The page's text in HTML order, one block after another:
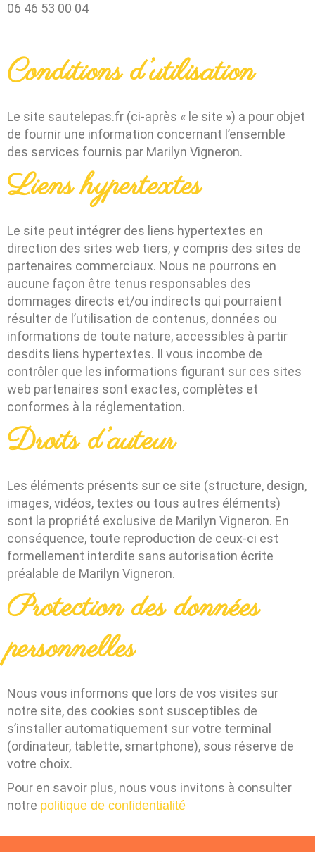
06 46 53 00 04
Conditions d’utilisation
Le site sautelepas.fr (ci-après « le site ») a pour objet
de fournir une information concernant l’ensemble
des services fournis par Marilyn Vigneron.
Liens hypertextes
Le site peut intégrer des liens hypertextes en
direction des sites web tiers, y compris des sites de
partenaires commerciaux. Nous ne pourrons en
aucune façon être tenus responsables des
dommages directs et/ou indirects qui pourraient
résulter de l’utilisation de contenus, données ou
informations de toute nature, accessibles à partir
desdits liens hypertextes. Il vous incombe de
contrôler que les informations figurant sur ces sites
web partenaires sont exactes, complètes et
conformes à la réglementation.
Droits d’auteur
Les éléments présents sur ce site (structure, design,
images, vidéos, textes ou tous autres éléments)
sont la propriété exclusive de Marilyn Vigneron. En
conséquence, toute reproduction de ceux-ci est
formellement interdite sans autorisation écrite
préalable de Marilyn Vigneron.
Protection des données
personnelles
Nous vous informons que lors de vos visites sur
notre site, des cookies sont susceptibles de
s’installer automatiquement sur votre terminal
(ordinateur, tablette, smartphone), sous réserve de
votre choix.
Pour en savoir plus, nous vous invitons à consulter
notre politique de confidentialité